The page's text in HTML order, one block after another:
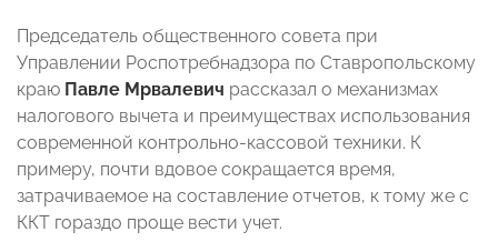
Председатель общественного совета при
Управлении Роспотребнадзора по Ставропольскому
краю Павле Мрвалевич рассказал о механизмах
налогового вычета и преимуществах использования
современной контрольно-кассовой техники. К
примеру, почти вдовое сокращается время,
затрачиваемое на составление отчетов, к тому же с
ККТ гораздо проще вести учет.